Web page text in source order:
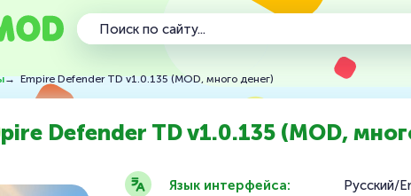
→Empire Defender TD v1.0.135 (MOD, много денег)
Defender TD v1.0.135 (MOD,
Язык интерфейса: Русский/